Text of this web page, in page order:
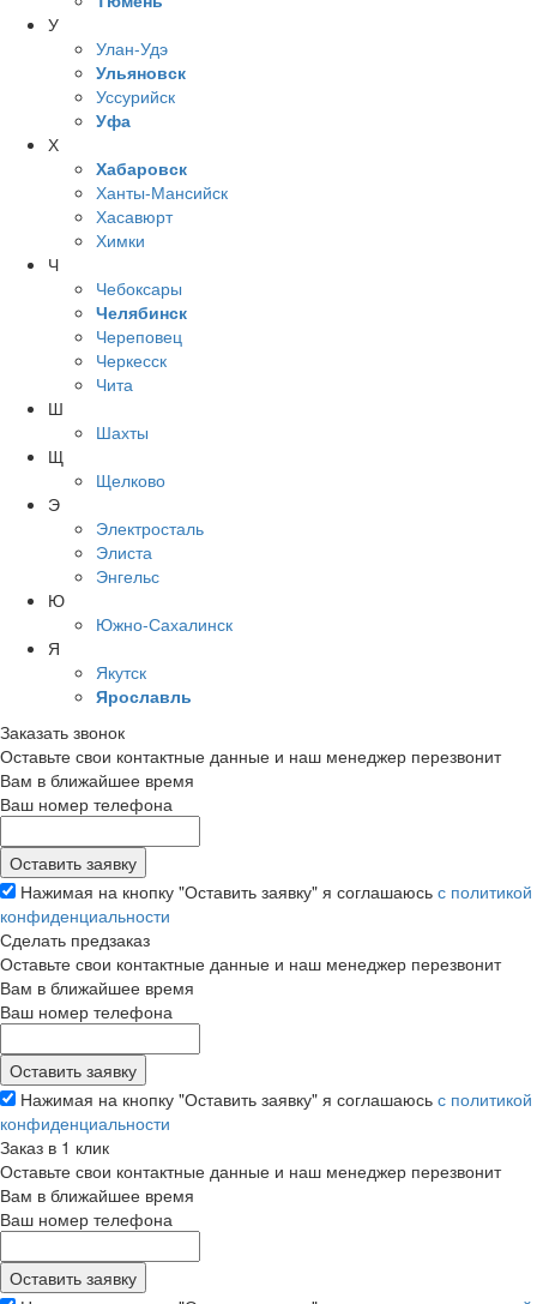
У
Улан-Удэ
Ульяновск
Уссурийск
Уфа
Х
Хабаровск
Ханты-Мансийск
Хасавюрт
Химки
Ч
Чебоксары
Челябинск
Череповец
Черкесск
Чита
Ш
Шахты
Щ
Щелково
Э
Электросталь
Элиста
Энгельс
Ю
Южно-Сахалинск
Я
Якутск
Ярославль
Заказать звонок
Оставьте свои контактные данные и наш менеджер перезвонит
Вам в ближайшее время
Ваш номер телефона
Нажимая на кнопку "Оставить заявку" я соглашаюсь с политикой
конфиденциальности
Сделать предзаказ
Оставьте свои контактные данные и наш менеджер перезвонит
Вам в ближайшее время
Ваш номер телефона
Нажимая на кнопку "Оставить заявку" я соглашаюсь с политикой
конфиденциальности
Заказ в 1 клик
Оставьте свои контактные данные и наш менеджер перезвонит
Вам в ближайшее время
Ваш номер телефона